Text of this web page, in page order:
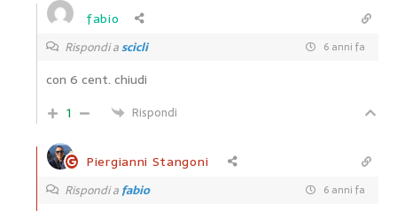
fabio
Rispondi ascicli 6 anni fa
con 6 cent. chiudi
1
Rispondi
Piergianni Stangoni
Rispondi afabio 6 anni fa